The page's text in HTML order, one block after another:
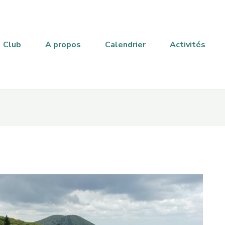
Club A propos Calendrier Activités